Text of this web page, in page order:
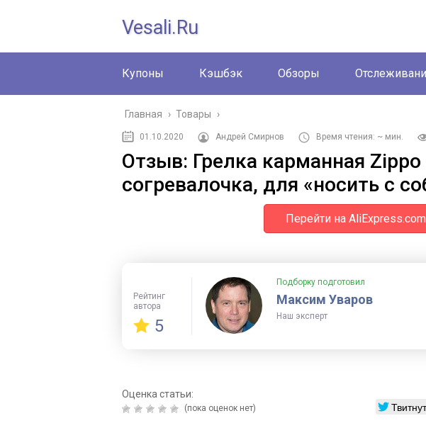
Vesali.ru
Купоны Кэшбэк Обзоры
Главная › Товары ›
01.10.2020 Андрей Смирнов Время чтения: ~ мин.
Отзыв: Грелка карманная
согревалочка, для «носить с
Перейти на AliExpress.com
Рейтинг
автора
5
Подборку подготовил
Максим Уваров
Наш эксперт
Оценка статьи:
(пока оценок нет)